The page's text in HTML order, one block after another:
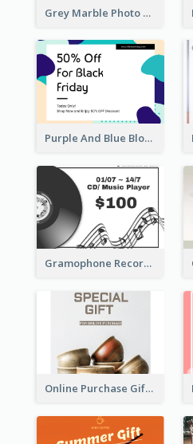
Grey Marble Photo Black Friday Gift Card
Purple And Blue Blobs Black Friday Sale Gift Card
Gramophone Record Gift Card
Online Purchase Gift Card